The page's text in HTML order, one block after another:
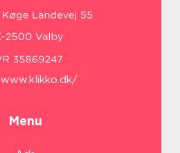
www.klikko.dk/
Menu